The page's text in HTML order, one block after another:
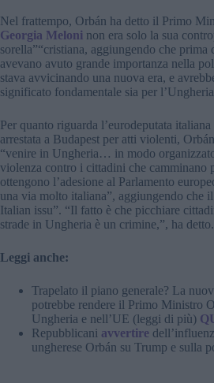
Nel frattempo, Orbán ha detto il Primo
Georgia Meloni non era solo la sua
sorella”“cristiana, aggiungendo che prima
avevano avuto grande importanza nella
stava avvicinando una nuova era, e
significato fondamentale sia per
Per quanto riguarda l’eurodeputata
arrestata a Budapest per atti violenti,
“venire in Ungheria… in modo
violenza contro i cittadini che camminano
ottengono l’adesione al Parlamento
una via molto italiana”, aggiungendo che il
Italian issu”. “Il fatto è che picchiare
strade in Ungheria è un crimine,”, ha detto.
Leggi anche:
Trapelato il piano generale? La
potrebbe rendere il Primo Ministro
Ungheria e nell’UE (leggi di più)
Repubblicani avvertire
ungherese Orbán su Trump e sulla